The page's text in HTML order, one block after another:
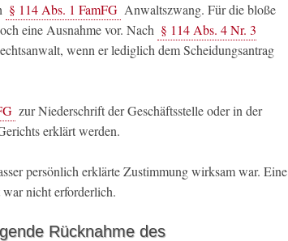
§ 114 Abs. 1 FamFG Anwaltszwang. Für die bloße
eine Ausnahme vor. Nach § 114 Abs. 4 Nr. 3
wenn er lediglich dem Scheidungsantrag
zur Niederschrift der Geschäftsstelle oder in der
erklärt werden.
persönlich erklärte Zustimmung wirksam war. Eine
nicht erforderlich.
Rücknahme des